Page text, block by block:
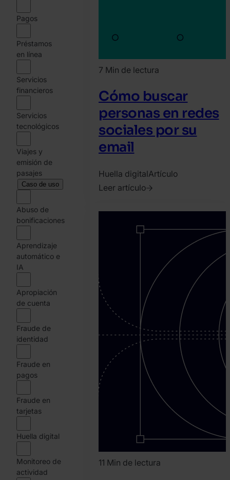
Pagos
Préstamos
en línea
Servicios
financieros
Servicios
tecnológicos
Viajes y
emisión de
pasajes
Caso de uso
Abuso de
bonificaciones
Aprendizaje
automático e
IA
Apropiación
de cuenta
Fraude de
identidad
Fraude en
pagos
Fraude en
tarjetas
Huella digital
Monitoreo de
actividad
7 Min de lectura
Cómo buscar
personas en redes
sociales por su
email
Huella digitalArtículo
Leer artículo
11 Min de lectura